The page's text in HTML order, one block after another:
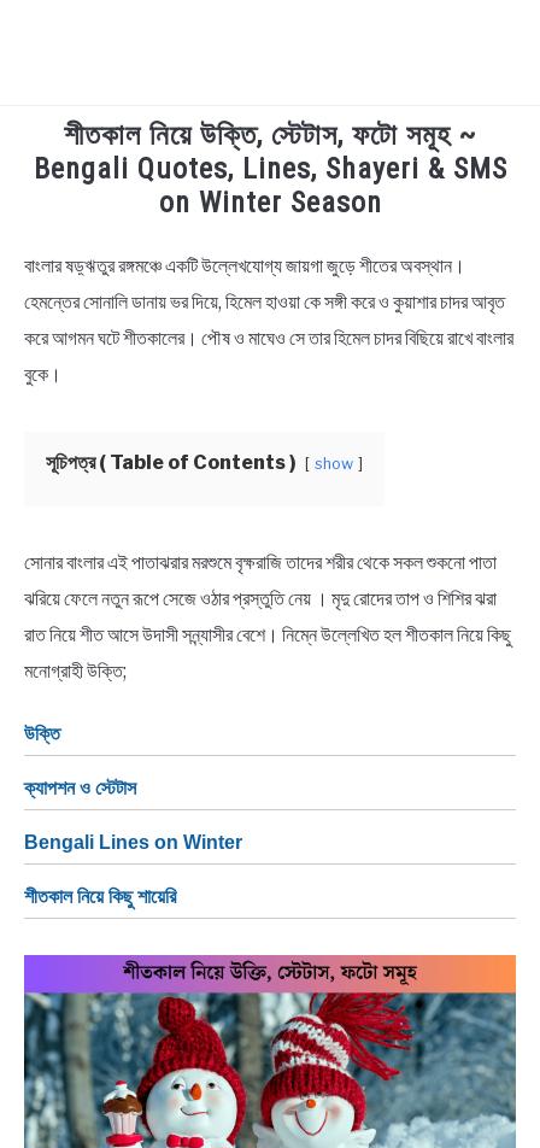
TECHNOLOGY
HEALTH & LIFESTYLE
BIOGRAPHY
EDUCATIONAL
QUOTES & CAPTIONS
BENGALI LYRICS
BENGALI NAMES
BENGALI STORIES
শীতকাল নিয়ে উক্তি, স্টেটাস, ফটো সমূহ ~
Bengali Quotes, Lines, Shayeri & SMS
on Winter Season
in
Bengali
Quotes
Status
বাংলার ষড়্ঋতুর রঙ্গমঞ্চে একটি উল্লেখযোগ্য জায়গা জুড়ে শীতের অবস্থান।
হেমন্তের সোনালি ডানায় ভর দিয়ে, হিমেল হাওয়া কে সঙ্গী করে ও কুয়াশার চাদর আবৃত
করে আগমন ঘটে শীতকালের। পৌষ ও মাঘেও সে তার হিমেল চাদর বিছিয়ে রাখে বাংলার
বুকে।
সূচিপত্র ( Table of Contents ) show
সোনার বাংলার এই পাতাঝরার মরশুমে বৃক্ষরাজি তাদের শরীর থেকে সকল শুকনো পাতা
ঝরিয়ে ফেলে নতুন রূপে সেজে ওঠার প্রস্তুতি নেয় । মৃদু রোদের তাপ ও শিশির ঝরা
রাত নিয়ে শীত আসে উদাসী সন্ন্যাসীর বেশে। নিম্নে উল্লেখিত হল শীতকাল নিয়ে কিছু
মনোগ্রাহী উক্তি;
উক্তি
ক্যাপশন ও স্টেটাস
Bengali Lines on Winter
শীতকাল নিয়ে কিছু শায়েরি